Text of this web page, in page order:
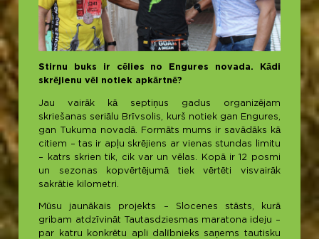
Stirnu buks ir cēlies no Engures novada. Kādi
skrējienu vēl notiek apkārtnē?
Jau vairāk kā septiņus gadus organizējam
skriešanas seriālu Brīvsolis, kurš notiek gan Engures,
gan Tukuma novadā. Formāts mums ir savādāks kā
citiem – tas ir apļu skrējiens ar vienas stundas limitu
– katrs skrien tik, cik var un vēlas. Kopā ir 12 posmi
un sezonas kopvērtējumā tiek vērtēti visvairāk
sakrātie kilometri.
Mūsu jaunākais projekts – Slocenes stāsts, kurā
gribam atdzīvināt Tautasdziesmas maratona ideju –
par katru konkrētu apli dalībnieks saņems tautisku